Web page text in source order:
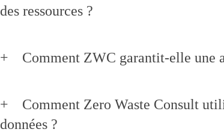
des ressources ?
Comment ZWC garantit-elle une
Comment Zero Waste Consult
données ?